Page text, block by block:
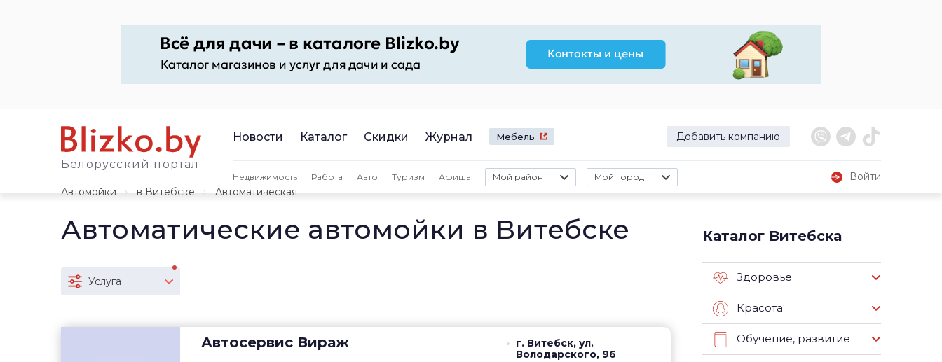
Белорусский портал
Новости Каталог Скидки Журнал Мебель Добавить компанию
Недвижимость Работа Авто Туризм Афиша Мой район Мой город
Войти
Автомойки
в Витебске Автоматическая
Автоматические автомойки в Витебске
Услуга
Автосервис Вираж
г. Витебск, ул.
Володарского, 96
Каталог Витебска
Здоровье
Красота
Обучение, развитие